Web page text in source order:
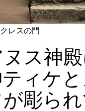
レスの門
ス神
ィケ
彫ら